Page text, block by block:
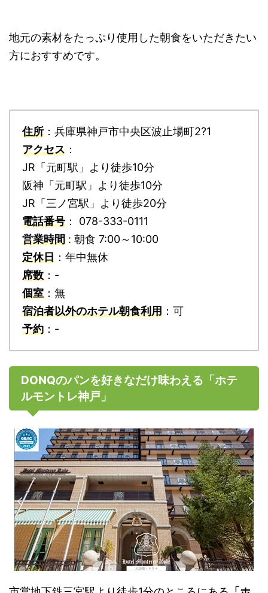
地元の素材をたっぷり使用した朝食をいただきたい
方におすすめです。
住所 ：兵庫県神戸市中央区波止場町2?1
アクセス ：
JR「元町駅」より徒歩10分
阪神「元町駅」より徒歩10分
JR「三ノ宮駅」より徒歩20分
電話番号 ： 078-333-0111
営業時間 : 朝食 7:00～10:00
定休日 ：年中無休
席数 ：-
個室 ：無
宿泊者以外のホテル朝食利用 ：可
予約 ：-
DONQのパンを好きなだけ味わえる「ホテ
ルモントレ神戸」